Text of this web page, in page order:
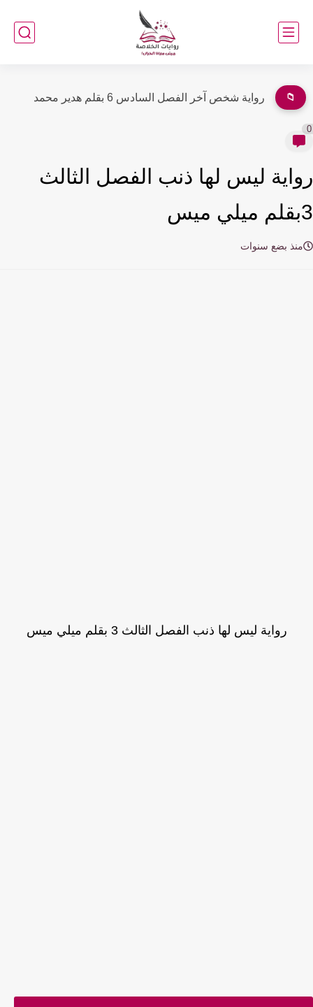
📁
ليس لها ذنب الفصل الثالث
بضع سنوات
رواية ليس لها ذنب الفصل الثالث 3 بقلم ميلي ميس